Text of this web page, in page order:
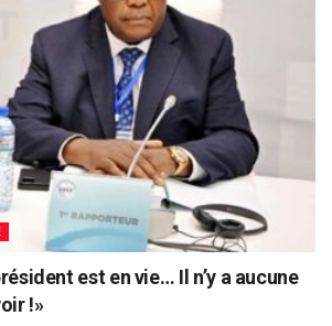
est en vie… Il n’y a aucune
!»